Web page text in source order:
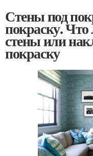
Стены под
покраску.
стены или
покраску